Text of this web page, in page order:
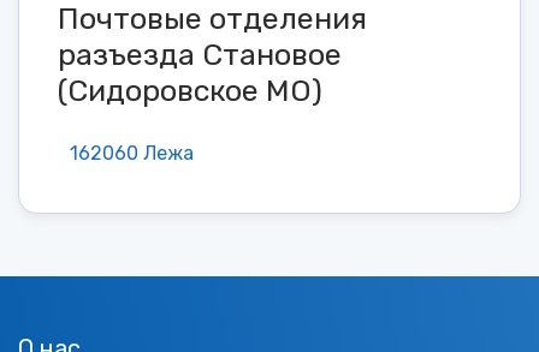
Почтовые отделения
разъезда Становое
(Сидоровское МО)
162060 Лежа